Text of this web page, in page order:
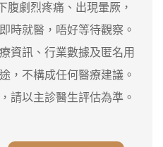
腹劇烈疼痛、出現暈厥，
時就醫，唔好等待觀察。
訊、行業數據及匿名用
，不構成任何醫療建議。
請以主診醫生評估為準。